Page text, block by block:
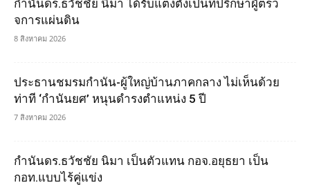
กำนันดร.ธวัชชัย นิมา ได้รับแต่งตั้งเป็นที่ปรึกษาผูัตรว
จการแผ่นดิน
8 สิงหาคม 2026
ประธานชมรมกำนัน-ผู้ใหญ่บ้านภาคกลาง ไม่เห็นด้วย
ท่าที ‘กำนันยศ’ หนุนดำรงตำแหน่ง 5 ปี
7 สิงหาคม 2026
กำนันดร.ธวัชชัย นิมา เป็นตัวแทน กอจ.อยุธยา เป็น
กอท.แบบไร้คู่แข่ง